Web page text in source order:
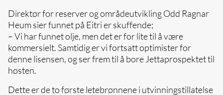
Direktør for reserver og områdeutvikling Odd Ragnar
Heum sier funnet på Eitri er skuffende;
– Vi har funnet olje, men det er for lite til å være
kommersielt. Samtidig er vi fortsatt optimister for
denne lisensen, og ser frem til å bore Jettaprospektet til
høsten.
Dette er de to første letebrønnene i utvinningstillatelse